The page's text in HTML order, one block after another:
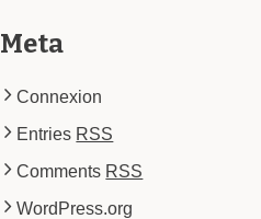
Meta
Connexion
Entries RSS
Comments RSS
WordPress.org